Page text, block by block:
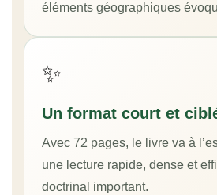
éléments géographiques
✨
Un format court et
Avec 72 pages, le livre va à
une lecture rapide, dense et
doctrinal important.